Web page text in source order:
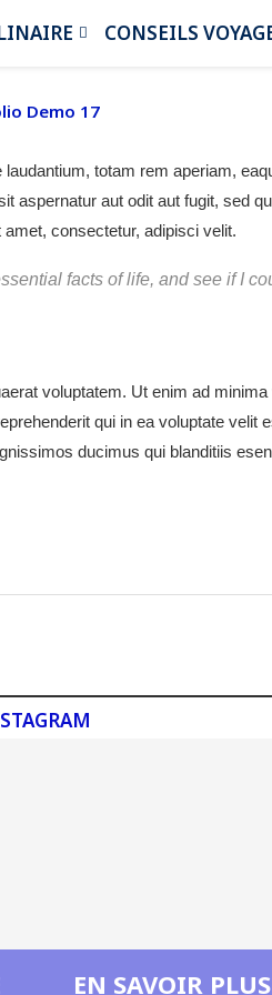
CONSEILS
Demo 17
totam rem aperiam,
aut odit aut fugit, sed
consectetur, adipisci velit.
facts of life, and see if I
voluptatem. Ut enim ad
qui in ea voluptate velit
ducimus qui blanditiis
EN SAVOIR PLUS